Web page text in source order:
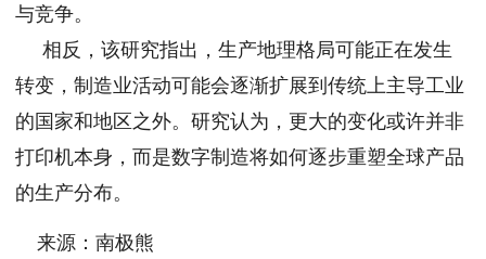
与竞争。
相反，该研究指出，生产地理格局可能正在发生
转变，制造业活动可能会逐渐扩展到传统上主导工业
的国家和地区之外。研究认为，更大的变化或许并非
打印机本身，而是数字制造将如何逐步重塑全球产品
的生产分布。
来源：南极熊